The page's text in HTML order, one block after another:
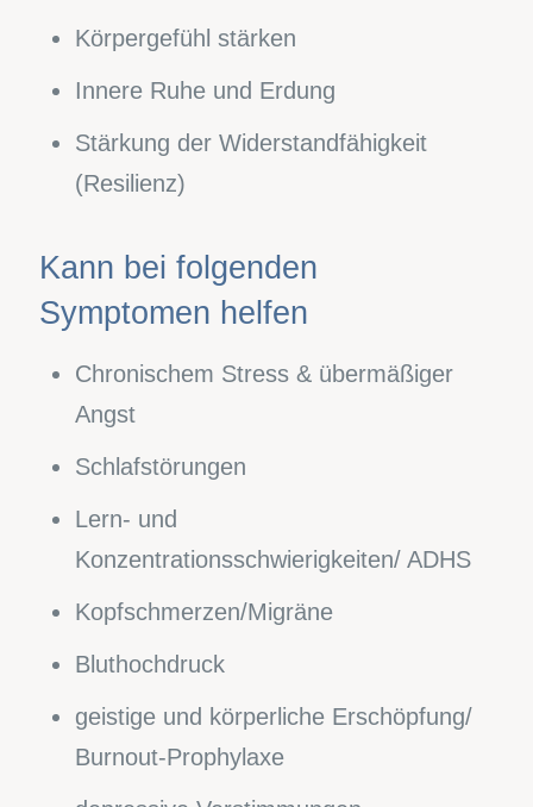
Körpergefühl stärken
Innere Ruhe und Erdung
Stärkung der Widerstandfähigkeit
(Resilienz)
Kann bei folgenden
Symptomen helfen
Chronischem Stress & übermäßiger
Angst
Schlafstörungen
Lern- und
Konzentrationsschwierigkeiten/ ADHS
Kopfschmerzen/Migräne
Bluthochdruck
geistige und körperliche Erschöpfung/
Burnout-Prophylaxe